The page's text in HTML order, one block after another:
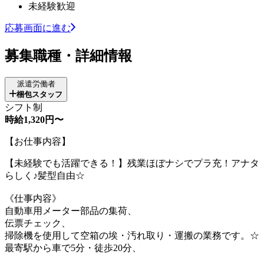
未経験歓迎
応募画面に進む
募集職種・詳細情報
派遣労働者
梱包スタッフ
シフト制
時給1,320円〜
【お仕事内容】
【未経験でも活躍できる！】残業ほぼナシでプラ充！アナタ
らしく♪髪型自由☆
《仕事内容》
自動車用メーター部品の集荷、
伝票チェック、
掃除機を使用して空箱の埃・汚れ取り・運搬の業務です。☆
最寄駅から車で5分・徒歩20分、